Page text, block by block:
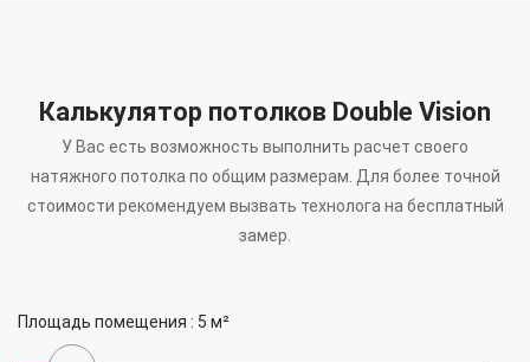
Калькулятор потолков Double Vision
У Вас есть возможность выполнить расчет своего
натяжного потолка по общим размерам. Для более точной
стоимости рекомендуем вызвать технолога на бесплатный
замер.
Площадь помещения : 5 м²